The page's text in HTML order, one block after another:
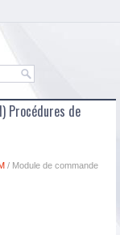
Procédures de
/ Module de commande